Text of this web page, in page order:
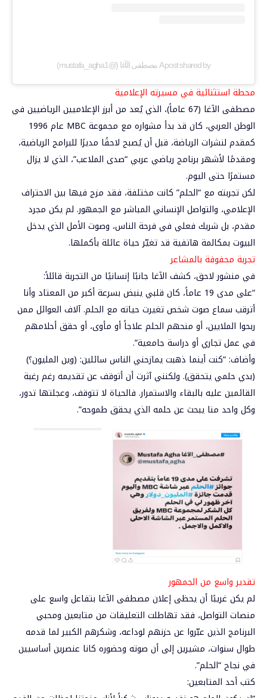
A post shared by مصطفى الآغا (@mustafa_agha1)
محطة استثنائية في مسيرته الإعلامية
مصطفى الآغا (67 عاماً)، الذي يُعد من أبرز الإعلاميين الرياضيين في
الوطن العربي، كان قد بدأ مشواره مع مجموعة MBC عام 1996
كمقدم لنشرات الرياضة، قبل أن يُصبح لاحقًا مديرًا للبرامج الرياضية،
ومقدمًا لأشهر برنامج رياضي عربي “صدى الملاعب”، الذي لا يزال
مستمرًا حتى اليوم.
لكن تجربته مع “الحلم” كانت مختلفة، فقد مزج فيها بين الاحتراف
الإعلامي، والتواصل الإنساني المباشر مع الجمهور. لم يكن مجرد
مقدم، بل شريك فعلي في فرحة الناس، وصوت الأمل الذي يدخل
البيوت بمكالمة هاتفية قد تغيّر حياة عائلة بأكملها.
تجربة محفوفة بالمشاعر
في منشور لاحق، كشف الآغا جانبًا إنسانيًا من التجربة قائلاً:
“على مدى 19 عاماً، كان قلبي ينبض بسرعة أكبر من المعتاد وأنا
أترقب سماع صوت شخص تغيرت حياته مع الحلم. آلاف العوائل ممن
ربحوا الملايين، أو منحهم الحلم علاجاً أو مأوى، أو حقق أحلامهم
في عمل تجاري أو دراسة جامعية”.
وأضاف:“كنت أينما ذهبت يمازحني الناس سائلين: (وين المليون؟)
(بدي حلمي يتحقق). ولكنني آثرت أن أتوقف عن تقديمه رغم رغبة
القائمين عليه بالبقاء والاستمرار. فالحياة لا تتوقف، وعجلتها تدور،
وكل واحد منا يبحث عن حلمه الذي يحقق طموحه”.
تقدير واسع من الجمهور
لم يكن غريبًا أن يحظى إعلان مصطفى الآغا بتفاعل واسع على
منصات التواصل، فقد تهاطلت التعليقات من متابعين ومحبي
البرنامج الذين عبّروا عن حزنهم لوداعه، وشكرهم الكبير لما قدمه
طوال سنوات، مشيرين إلى أن صوته وحضوره كانا عنصرين أساسيين
في نجاح “الحلم”.
كتب أحد المتابعين: